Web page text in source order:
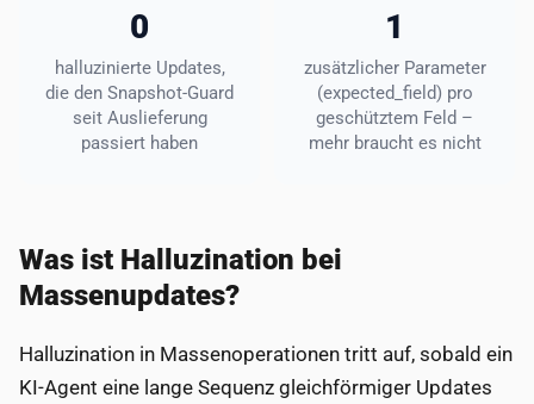
0
halluzinierte Updates,
die den Snapshot-Guard
seit Auslieferung
passiert haben
1
zusätzlicher Parameter
(expected_field) pro
geschütztem Feld –
mehr braucht es nicht
Was ist Halluzination bei
Massenupdates?
Halluzination in Massenoperationen tritt auf, sobald ein
KI-Agent eine lange Sequenz gleichförmiger Updates